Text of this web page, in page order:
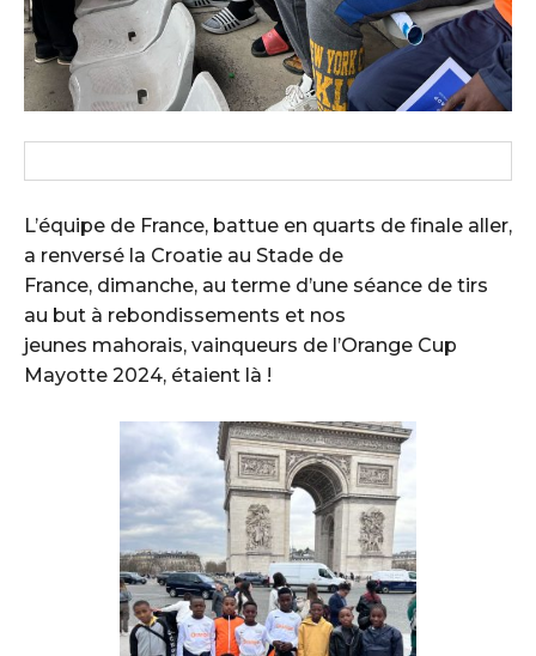
L’équipe de France, battue en quarts de finale aller,
a renversé la Croatie au Stade de
France, dimanche, au terme d’une séance de tirs
au but à rebondissements et nos
jeunes mahorais, vainqueurs de l’Orange Cup
Mayotte 2024, étaient là !